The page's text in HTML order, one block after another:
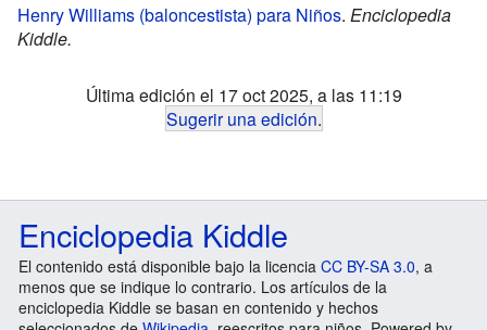
Henry Williams (baloncestista) para Niños. Enciclopedia
Kiddle.
Última edición el 17 oct 2025, a las 11:19
Sugerir una edición.
Enciclopedia Kiddle
El contenido está disponible bajo la licencia CC BY-SA 3.0, a
menos que se indique lo contrario. Los artículos de la
enciclopedia Kiddle se basan en contenido y hechos